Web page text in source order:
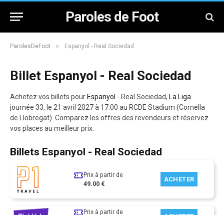
Paroles de Foot
ParolesDeFoot » Espanyol - Real Sociedad
Billet Espanyol - Real Sociedad
Achetez vos billets pour Espanyol - Real Sociedad, La Liga
journée 33, le 21 avril 2027 à 17:00 au RCDE Stadium (Cornella
de Llobregat). Comparez les offres des revendeurs et réservez
vos places au meilleur prix.
Billets Espanyol - Real Sociedad
Prix à partir de
49.00 €
ACHETER
Prix à partir de